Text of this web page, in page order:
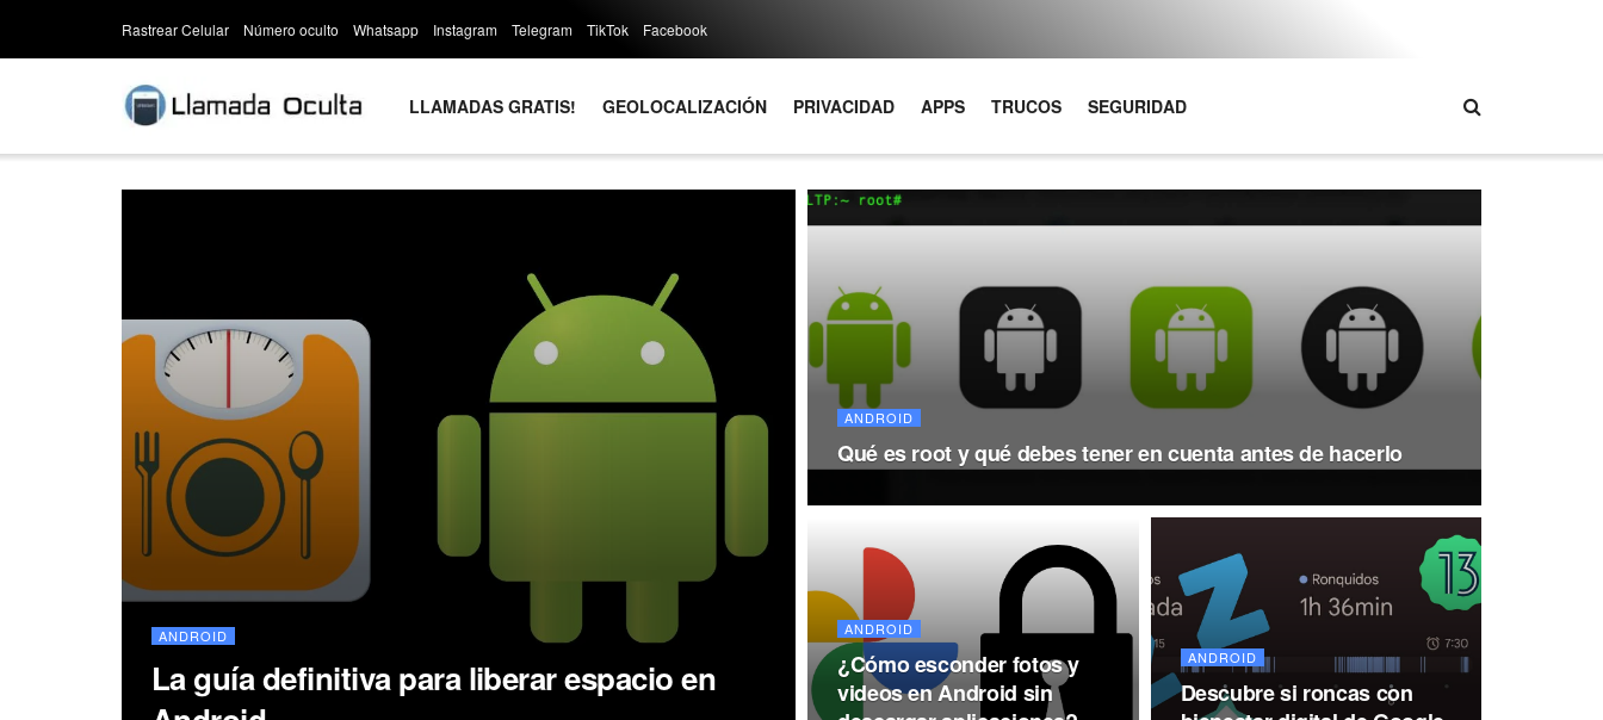
Rastrear Celular Número oculto Whatsapp Instagram Telegram TikTok Facebook
LLAMADAS GRATIS! GEOLOCALIZACIÓN PRIVACIDAD APPS TRUCOS SEGURIDAD
ANDROID
La guía definitiva para liberar espacio en
ANDROID
Qué es root y qué debes tener en cuenta antes de hacerlo
ANDROID
¿Cómo esconder fotos y
videos en Android sin
ANDROID
Descubre si roncas con